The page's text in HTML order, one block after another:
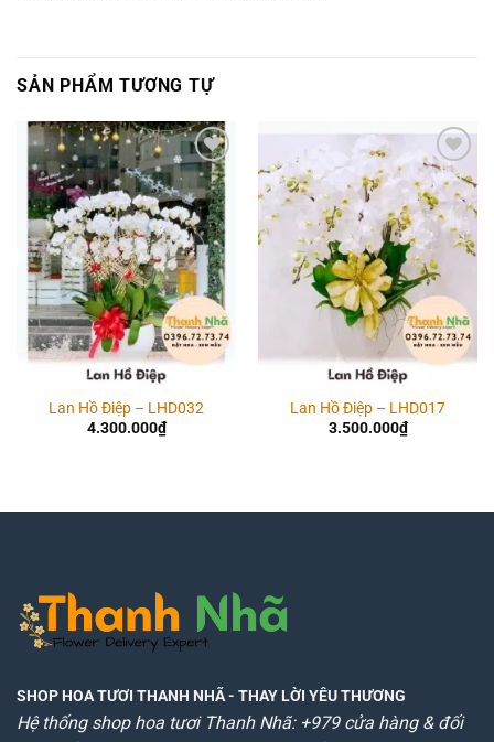
SẢN PHẨM TƯƠNG TỰ
Add to
wishlist
Lan Hồ Điệp – LHD032
4.300.000₫
Add to
wishlist
Lan Hồ Điệp – LHD017
3.500.000₫
SHOP HOA TƯƠI THANH NHÃ- THAY LỜI YÊU THƯƠNG
Hệ thống shop hoa tươi Thanh Nhã: +979 cửa hàng & đối